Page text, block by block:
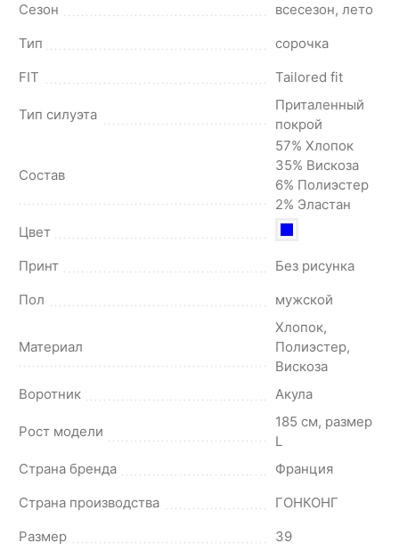
Сезон
всесезон, лето
Тип
сорочка
FIT
Tailored fit
Тип силуэта
Приталенный
покрой
Состав
57% Хлопок
35% Вискоза
6% Полиэстер
2% Эластан
Цвет
Принт
Без рисунка
Пол
мужской
Материал
Хлопок,
Полиэстер,
Вискоза
Воротник
Акула
Рост модели
185 см, размер
L
Страна бренда
Франция
Страна производства
ГОНКОНГ
Размер
39